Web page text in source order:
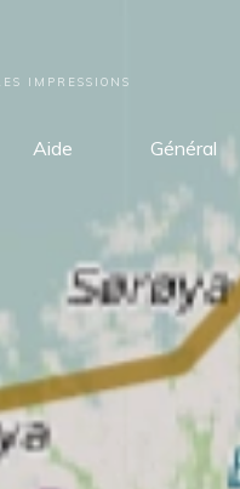
IMPRESSIONS
Aide Général